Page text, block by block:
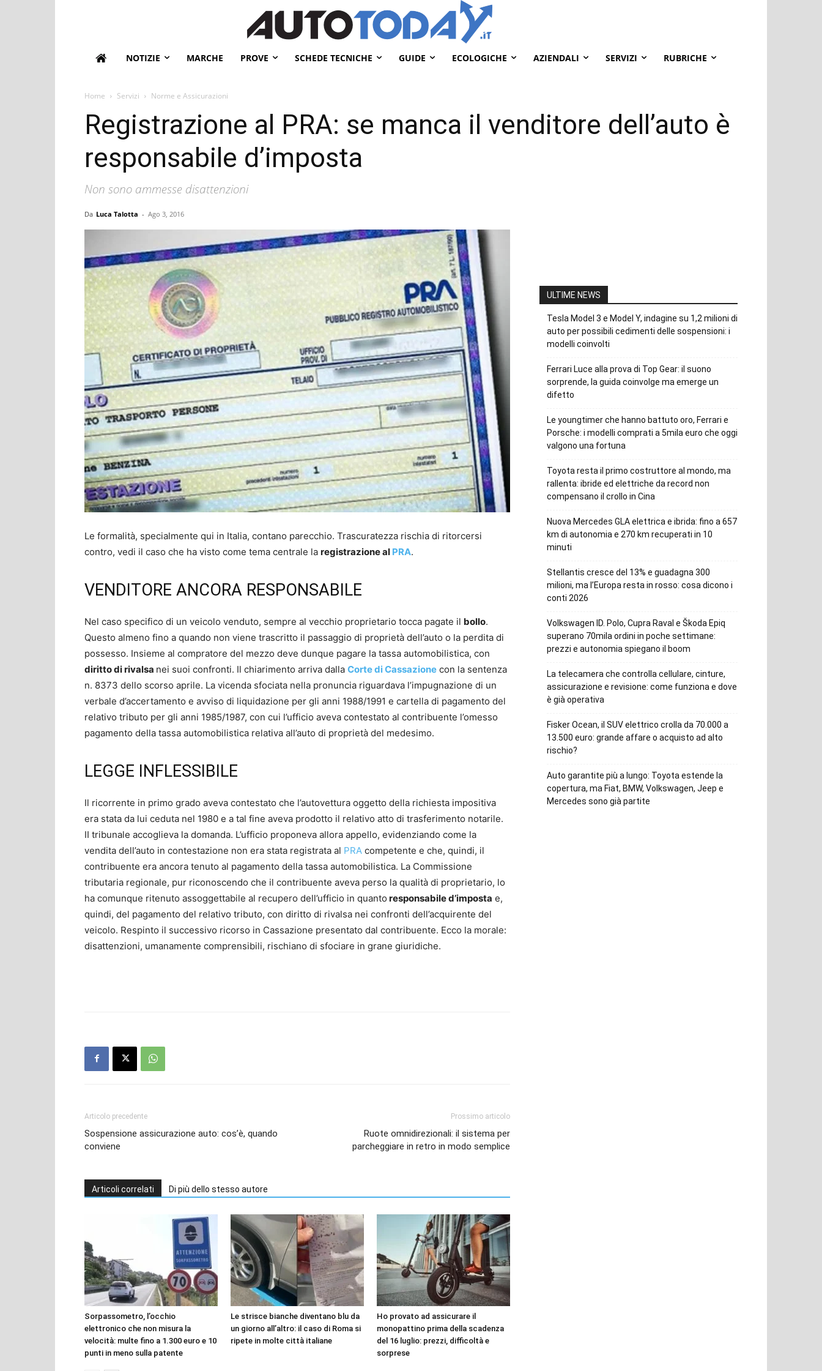
NOTIZIE MARCHE PROVE SCHEDE TECNICHE GUIDE ECOLOGICHE AZIENDALI SERVIZI RUBRICHE
Home Servizi Norme e Assicurazioni
Registrazione al PRA: se manca il venditore dell’auto è
responsabile d’imposta
Non sono ammesse disattenzioni
Da Luca Talotta - Ago 3, 2016
Le formalità, specialmente qui in Italia, contano parecchio. Trascuratezza rischia di ritorcersi
contro, vedi il caso che ha visto come tema centrale la registrazione al PRA.
VENDITORE ANCORA RESPONSABILE
Nel caso specifico di un veicolo venduto, sempre al vecchio proprietario tocca pagate il bollo.
Questo almeno fino a quando non viene trascritto il passaggio di proprietà dell’auto o la perdita di
possesso. Insieme al compratore del mezzo deve dunque pagare la tassa automobilistica, con
diritto di rivalsa nei suoi confronti. Il chiarimento arriva dalla Corte di Cassazione con la sentenza
n. 8373 dello scorso aprile. La vicenda sfociata nella pronuncia riguardava l’impugnazione di un
verbale d’accertamento e avviso di liquidazione per gli anni 1988/1991 e cartella di pagamento del
relativo tributo per gli anni 1985/1987, con cui l’ufficio aveva contestato al contribuente l’omesso
pagamento della tassa automobilistica relativa all’auto di proprietà del medesimo.
LEGGE INFLESSIBILE
Il ricorrente in primo grado aveva contestato che l’autovettura oggetto della richiesta impositiva
era stata da lui ceduta nel 1980 e a tal fine aveva prodotto il relativo atto di trasferimento notarile.
II tribunale accoglieva la domanda. L’ufficio proponeva allora appello, evidenziando come la
vendita dell’auto in contestazione non era stata registrata al PRA competente e che, quindi, il
contribuente era ancora tenuto al pagamento della tassa automobilistica. La Commissione
tributaria regionale, pur riconoscendo che il contribuente aveva perso la qualità di proprietario, lo
ha comunque ritenuto assoggettabile al recupero dell’ufficio in quanto responsabile d’imposta e,
quindi, del pagamento del relativo tributo, con diritto di rivalsa nei confronti dell’acquirente del
veicolo. Respinto il successivo ricorso in Cassazione presentato dal contribuente. Ecco la morale:
disattenzioni, umanamente comprensibili, rischiano di sfociare in grane giuridiche.
Articolo precedente
Sospensione assicurazione auto: cos’è, quando
conviene
Prossimo articolo
Ruote omnidirezionali: il sistema per
parcheggiare in retro in modo semplice
Articoli correlati Di più dello stesso autore
Sorpassometro, l’occhio
elettronico che non misura la
velocità: multe fino a 1.300 euro e 10
punti in meno sulla patente
Le strisce bianche diventano blu da
un giorno all’altro: il caso di Roma si
ripete in molte città italiane
Ho provato ad assicurare il
monopattino prima della scadenza
del 16 luglio: prezzi, difficoltà e
sorprese
ULTIME NEWS
Tesla Model 3 e Model Y, indagine su 1,2 milioni di
auto per possibili cedimenti delle sospensioni: i
modelli coinvolti
Ferrari Luce alla prova di Top Gear: il suono
sorprende, la guida coinvolge ma emerge un
difetto
Le youngtimer che hanno battuto oro, Ferrari e
Porsche: i modelli comprati a 5mila euro che oggi
valgono una fortuna
Toyota resta il primo costruttore al mondo, ma
rallenta: ibride ed elettriche da record non
compensano il crollo in Cina
Nuova Mercedes GLA elettrica e ibrida: fino a 657
km di autonomia e 270 km recuperati in 10
minuti
Stellantis cresce del 13% e guadagna 300
milioni, ma l’Europa resta in rosso: cosa dicono i
conti 2026
Volkswagen ID. Polo, Cupra Raval e Škoda Epiq
superano 70mila ordini in poche settimane:
prezzi e autonomia spiegano il boom
La telecamera che controlla cellulare, cinture,
assicurazione e revisione: come funziona e dove
è già operativa
Fisker Ocean, il SUV elettrico crolla da 70.000 a
13.500 euro: grande affare o acquisto ad alto
rischio?
Auto garantite più a lungo: Toyota estende la
copertura, ma Fiat, BMW, Volkswagen, Jeep e
Mercedes sono già partite